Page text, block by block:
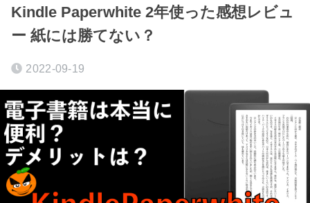
Kindle Paperwhite 2年使った感想レビュ
ー 紙には勝てない？
2022-09-19